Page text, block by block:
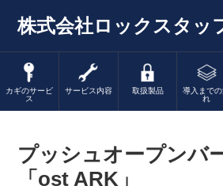
株式会社ロックスタッ
カギのサービ
ス
サービス内容 取扱製品
導入までの
れ
プッシュオープンバ
「ost ARK」